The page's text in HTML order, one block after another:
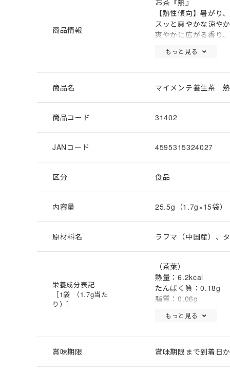
商品情報
【熱性傾向】暑がり
スッと爽やかな涼や
爽やかに広がる香り
もっと見る
商品名 マイメンテ養生茶
商品コード 31402
JANコード 4595315324027
区分 食品
内容量 25.5g（1.7g×15袋）
原材料名 ラフマ（中国産）、
栄養成分表記
［1袋 （1.7g当た
り）］
（茶葉）
熱量：6.2kcal
たんぱく質：0.18g
脂質：0.06g
食塩相当量：0.02g
たんぱく質：0g
もっと見る
賞味期限 賞味期限まで到着日